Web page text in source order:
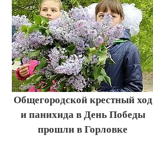
Общегородской крестный ход
и панихида в День Победы
прошли в Горловке